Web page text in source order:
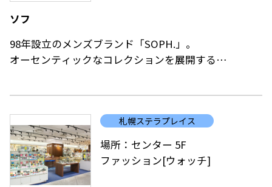
す。
ソフ
98年設立のメンズブランド「SOPH.」。
オーセンティックなコレクションを展開する
experiment、フットボールをコンセプトに展開する
札幌ステラプレイス
場所：センター 5F
ファッション[ウォッチ]